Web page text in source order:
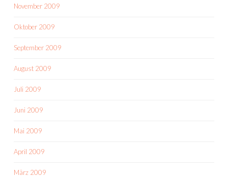
November 2009
Oktober 2009
September 2009
August 2009
Juli 2009
Juni 2009
Mai 2009
April 2009
März 2009